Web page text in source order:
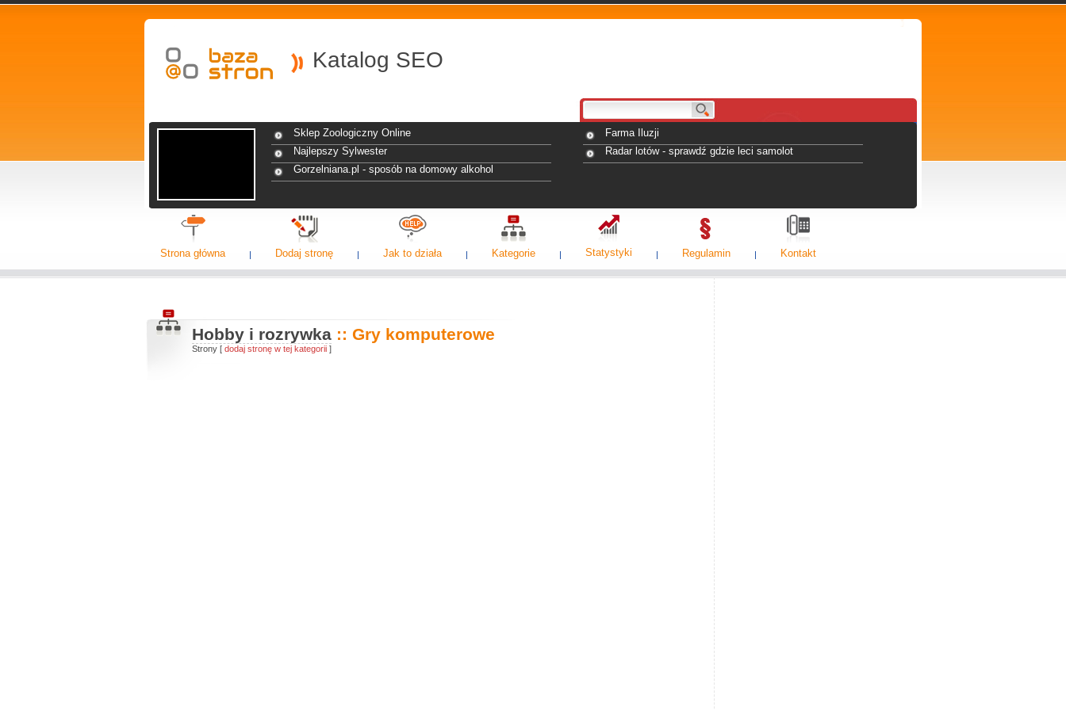
Katalog SEO
Sklep Zoologiczny Online
Farma Iluzji
Najlepszy Sylwester
Radar lotów - sprawdź gdzie leci samolot
Gorzelniana.pl - sposób na domowy alkohol
Strona główna Dodaj stronę Jak to działa Kategorie Statystyki Regulamin Kontakt
Hobby i rozrywka :: Gry komputerowe
Strony [ dodaj stronę w tej kategorii ]